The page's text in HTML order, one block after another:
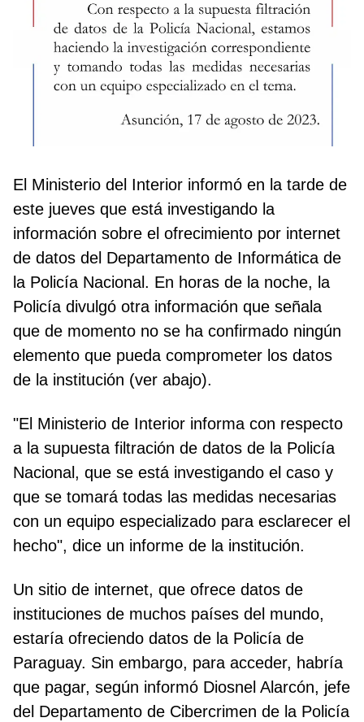
El Ministerio del Interior informó en la tarde de
este jueves que está investigando la
información sobre el ofrecimiento por internet
de datos del Departamento de Informática de
la Policía Nacional. En horas de la noche, la
Policía divulgó otra información que señala
que de momento no se ha confirmado ningún
elemento que pueda comprometer los datos
de la institución (ver abajo).
"El Ministerio de Interior informa con respecto
a la supuesta filtración de datos de la Policía
Nacional, que se está investigando el caso y
que se tomará todas las medidas necesarias
con un equipo especializado para esclarecer el
hecho", dice un informe de la institución.
Un sitio de internet, que ofrece datos de
instituciones de muchos países del mundo,
estaría ofreciendo datos de la Policía de
Paraguay. Sin embargo, para acceder, habría
que pagar, según informó Diosnel Alarcón, jefe
del Departamento de Cibercrimen de la Policía